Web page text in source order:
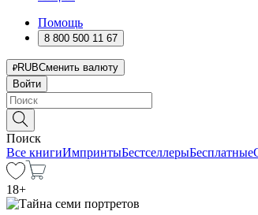
Помощь
8 800 500 11 67
RUBСменить валюту
Войти
Поиск
Все книгиИмпринтыБестселлерыБесплатные
18+